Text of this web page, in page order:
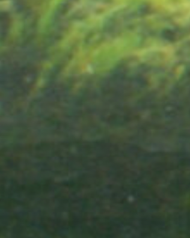
Wussten Sie, dass